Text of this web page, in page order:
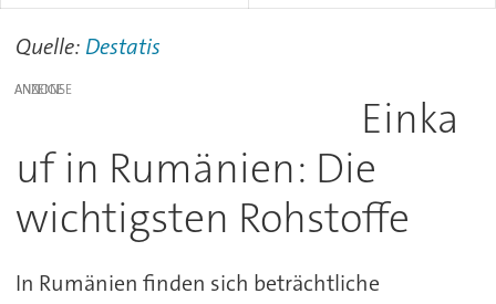
Quelle: Destatis
ANZEIGE
Einka
uf in Rumänien: Die
wichtigsten Rohstoffe
In Rumänien finden sich beträchtliche